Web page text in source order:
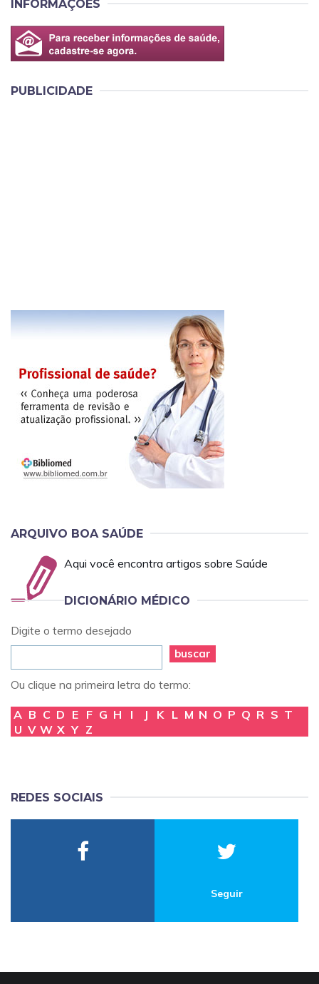
INFORMAÇÕES
PUBLICIDADE
ARQUIVO BOA SAÚDE
Aqui você encontra artigos sobre Saúde
DICIONÁRIO MÉDICO
Digite o termo desejado
buscar
Ou clique na primeira letra do termo:
A B C D E F G H I J K L M N O P Q R S T
U V W X Y Z
REDES SOCIAIS
Seguir